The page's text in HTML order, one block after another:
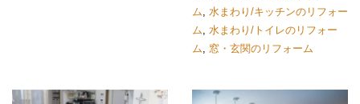
ム
水まわり/キッチンのリフォー
ム
水まわり/トイレのリフォー
ム
窓・玄関のリフォーム